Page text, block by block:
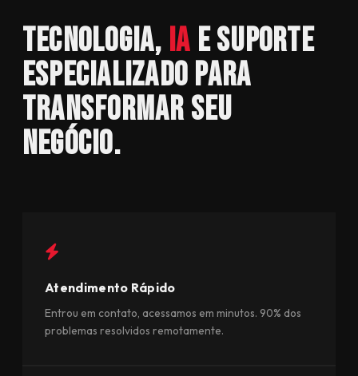
Tecnologia, IA e suporte
especializado para
transformar seu
negócio.
Atendimento Rápido
Entrou em contato, acessamos em minutos. 90% dos
problemas resolvidos remotamente.